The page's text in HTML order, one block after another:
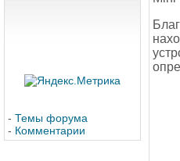
- Темы форума
- Комментарии